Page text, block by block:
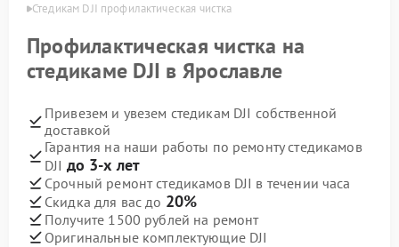
Стедикам DJI профилактическая чистка
Профилактическая чистка на
стедикаме DJI в Ярославле
Привезем и увезем стедикам DJI собственной
доставкой
Гарантия на наши работы по ремонту стедикамов
DJI до 3-х лет
Срочный ремонт стедикамов DJI в течении часа
Скидка для вас до 20%
Получите 1500 рублей на ремонт
Оригинальные комплектующие DJI